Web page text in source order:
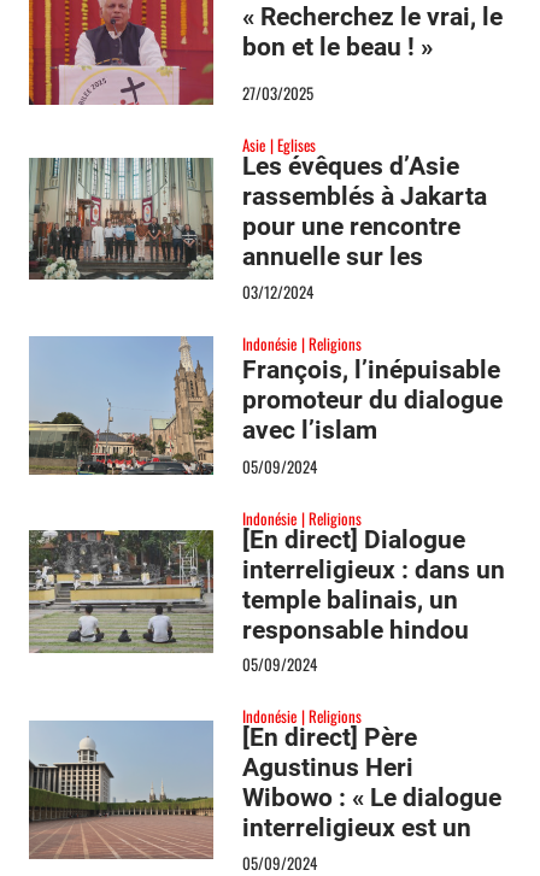
« Recherchez le vrai, le
bon et le beau ! »
27/03/2025
Asie Eglises
Les évêques d’Asie
rassemblés à Jakarta
pour une rencontre
annuelle sur les
communications
03/12/2024
Indonésie Religions
François, l’inépuisable
promoteur du dialogue
avec l’islam
05/09/2024
Indonésie Religions
[En direct] Dialogue
interreligieux : dans un
temple balinais, un
responsable hindou
l’assure, « nous
équipe »
05/09/2024
Indonésie Religions
[En direct] Père
Agustinus Heri
Wibowo : « Le dialogue
interreligieux est un
aspect significatif de la
05/09/2024